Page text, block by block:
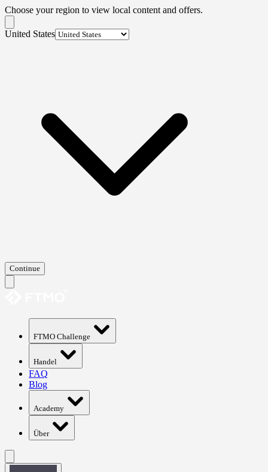
Choose your region to view local content and offers.
United States
Continue
FTMO Challenge
Handel
FAQ
Blog
Academy
Über